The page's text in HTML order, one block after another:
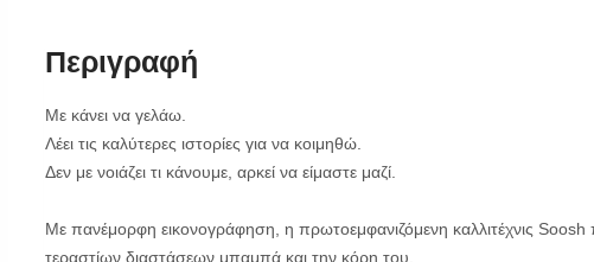
Περιγραφή
Με κάνει να γελάω.
Λέει τις καλύτερες ιστορίες για να κοιμηθώ.
Δεν με νοιάζει τι κάνουμε, αρκεί να είμαστε μαζί.
Με πανέμορφη εικονογράφηση, η πρωτοεμφανιζόμενη καλλιτέχνις Soosh
τεραστίων διαστάσεων μπαμπά και την κόρη του.